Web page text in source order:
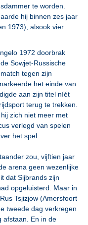
te worden.
hij binnen zes jaar
1973), alsook vier
1972 doorbrak
Sowjet-Russische
tegen zijn
het einde van
aan zijn titel níét
terug te trekken.
zich niet meer met
verlegd van spelen
het spel.
zou, vijftien jaar
arena geen wezenlijke
dat Sijbrands zijn
opgeluisterd. Maar in
Tsjizjow (Amersfoort
tweede dag verkregen
afstaan. En in de